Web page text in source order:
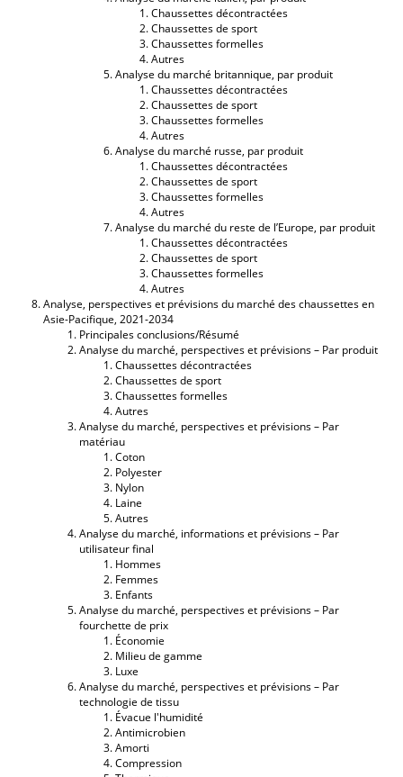
Chaussettes décontractées
Chaussettes de sport
Chaussettes formelles
Autres
Analyse du marché britannique, par produit
Chaussettes décontractées
Chaussettes de sport
Chaussettes formelles
Autres
Analyse du marché russe, par produit
Chaussettes décontractées
Chaussettes de sport
Chaussettes formelles
Autres
Analyse du marché du reste de l’Europe, par produit
Chaussettes décontractées
Chaussettes de sport
Chaussettes formelles
Autres
Analyse, perspectives et prévisions du marché des chaussettes en
Asie-Pacifique, 2021-2034
Principales conclusions/Résumé
Analyse du marché, perspectives et prévisions – Par produit
Chaussettes décontractées
Chaussettes de sport
Chaussettes formelles
Autres
Analyse du marché, perspectives et prévisions – Par
matériau
Coton
Polyester
Nylon
Laine
Autres
Analyse du marché, informations et prévisions – Par
utilisateur final
Hommes
Femmes
Enfants
Analyse du marché, perspectives et prévisions – Par
fourchette de prix
Économie
Milieu de gamme
Luxe
Analyse du marché, perspectives et prévisions – Par
technologie de tissu
Évacue l'humidité
Antimicrobien
Amorti
Compression